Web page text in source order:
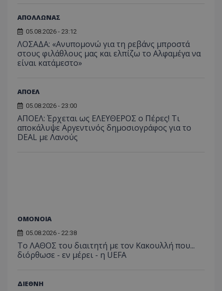
ΑΠΟΛΛΩΝΑΣ
05.08.2026 - 23:12
ΛΟΣΑΔΑ: «Ανυπομονώ για τη ρεβάνς μπροστά
στους φιλάθλους μας και ελπίζω το Αλφαμέγα να
είναι κατάμεστο»
ΑΠΟΕΛ
05.08.2026 - 23:00
ΑΠΟΕΛ: Έρχεται ως ΕΛΕΥΘΕΡΟΣ ο Πέρες! Τι
αποκάλυψε Αργεντινός δημοσιογράφος για το
DEAL με Λανούς
ΟΜΟΝΟΙΑ
05.08.2026 - 22:38
Το ΛΑΘΟΣ του διαιτητή με τον Κακουλλή που...
διόρθωσε - εν μέρει - η UEFA
ΔΙΕΘΝΗ